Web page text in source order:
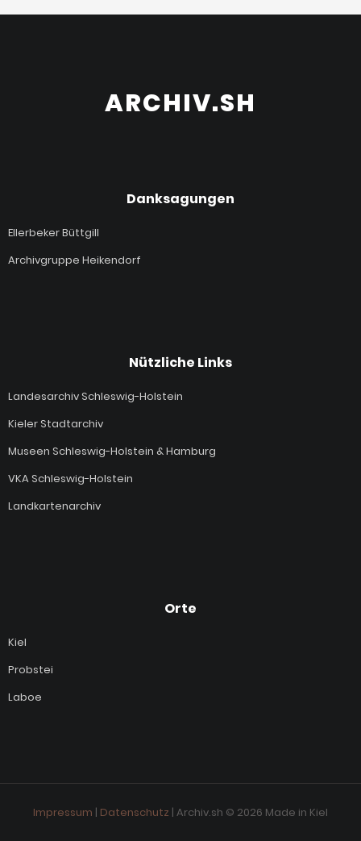
ARCHIV.SH
Danksagungen
Ellerbeker Büttgill
Archivgruppe Heikendorf
Nützliche Links
Landesarchiv Schleswig-Holstein
Kieler Stadtarchiv
Museen Schleswig-Holstein & Hamburg
VKA Schleswig-Holstein
Landkartenarchiv
Orte
Kiel
Probstei
Laboe
Impressum | Datenschutz | Archiv.sh © 2026 Made in Kiel